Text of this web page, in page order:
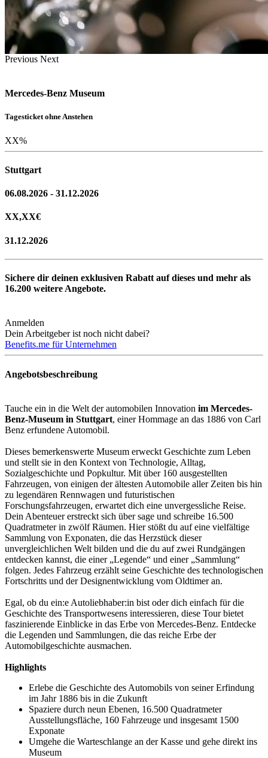
Previous Next
Mercedes-Benz Museum
Tagesticket ohne Anstehen
XX%
Stuttgart
06.08.2026 - 31.12.2026
XX,XX€
31.12.2026
Sichere dir deinen exklusiven Rabatt auf dieses und mehr als
16.200 weitere Angebote.
Anmelden
Dein Arbeitgeber ist noch nicht dabei?
Benefits.me für Unternehmen
Angebotsbeschreibung
Tauche ein in die Welt der automobilen Innovation im Mercedes-
Benz-Museum in Stuttgart, einer Hommage an das 1886 von Carl
Benz erfundene Automobil.
Dieses bemerkenswerte Museum erweckt Geschichte zum Leben
und stellt sie in den Kontext von Technologie, Alltag,
Sozialgeschichte und Popkultur. Mit über 160 ausgestellten
Fahrzeugen, von einigen der ältesten Automobile aller Zeiten bis hin
zu legendären Rennwagen und futuristischen
Forschungsfahrzeugen, erwartet dich eine unvergessliche Reise.
Dein Abenteuer erstreckt sich über sage und schreibe 16.500
Quadratmeter in zwölf Räumen. Hier stößt du auf eine vielfältige
Sammlung von Exponaten, die das Herzstück dieser
unvergleichlichen Welt bilden und die du auf zwei Rundgängen
entdecken kannst, die einer „Legende“ und einer „Sammlung“
folgen. Jedes Fahrzeug erzählt seine Geschichte des technologischen
Fortschritts und der Designentwicklung vom Oldtimer an.
Egal, ob du ein:e Autoliebhaber:in bist oder dich einfach für die
Geschichte des Transportwesens interessieren, diese Tour bietet
faszinierende Einblicke in das Erbe von Mercedes-Benz. Entdecke
die Legenden und Sammlungen, die das reiche Erbe der
Automobilgeschichte ausmachen.
Highlights
Erlebe die Geschichte des Automobils von seiner Erfindung
im Jahr 1886 bis in die Zukunft
Spaziere durch neun Ebenen, 16.500 Quadratmeter
Ausstellungsfläche, 160 Fahrzeuge und insgesamt 1500
Exponate
Umgehe die Warteschlange an der Kasse und gehe direkt ins
Museum